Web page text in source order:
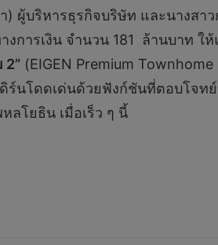
ผู้บริหารธุรกิจบริษัท และนางสา
ารเงิน จำนวน 181 ล้านบาท ใ
2” (EIGEN Premium
นโดดเด่นด้วยฟังก์ชันที่ตอบโจท
โยธิน เมื่อเร็ว ๆ นี้